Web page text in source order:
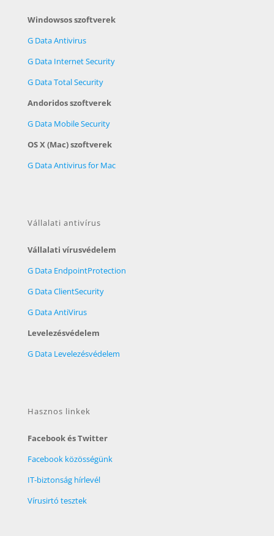
Windowsos szoftverek
G Data Antivirus
G Data Internet Security
G Data Total Security
Andoridos szoftverek
G Data Mobile Security
OS X (Mac) szoftverek
G Data Antivirus for Mac
Vállalati antivírus
Vállalati vírusvédelem
G Data EndpointProtection
G Data ClientSecurity
G Data AntiVirus
Levelezésvédelem
G Data Levelezésvédelem
Hasznos linkek
Facebook és Twitter
Facebook közösségünk
IT-biztonság hírlevél
Vírusirtó tesztek